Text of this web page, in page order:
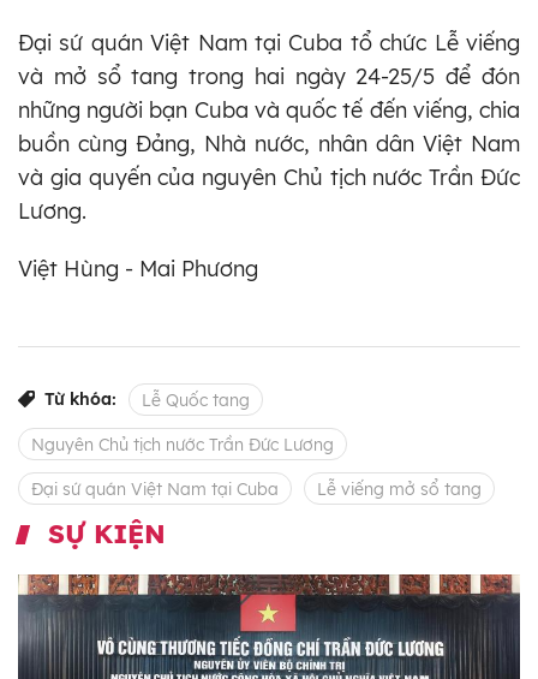
Đại sứ quán Việt Nam tại Cuba tổ chức Lễ viếng
và mở sổ tang trong hai ngày 24-25/5 để đón
những người bạn Cuba và quốc tế đến viếng, chia
buồn cùng Đảng, Nhà nước, nhân dân Việt Nam
và gia quyến của nguyên Chủ tịch nước Trần Đức
Lương.
Việt Hùng - Mai Phương
Từ khóa: Lễ Quốc tang
Nguyên Chủ tịch nước Trần Đức Lương
Đại sứ quán Việt Nam tại Cuba Lễ viếng mở sổ tang
SỰ KIỆN